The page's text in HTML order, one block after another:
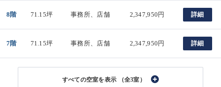
8階 71.15坪 事務所、店舗 2,347,950円 詳細
7階 71.15坪 事務所、店舗 2,347,950円 詳細
（全3室）